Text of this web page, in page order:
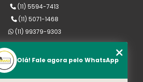
(11) 5594-7413
(11) 5071-1468
(11) 99379-9303
MENU
Home
Olá! Fale agora pelo WhatsApp